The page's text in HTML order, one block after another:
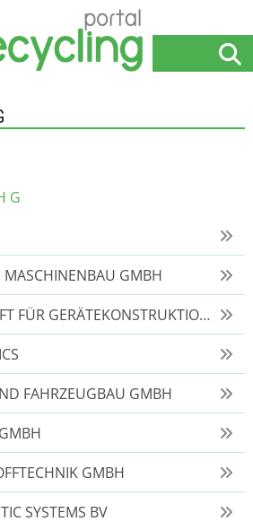
G
MASCHINENBAU GMBH
GECO GESELLSCHAFT FÜR GERÄTEKONSTRUKTIONEN MBH
FAHRZEUGBAU GMBH
GMBH
SYSTEMS BV